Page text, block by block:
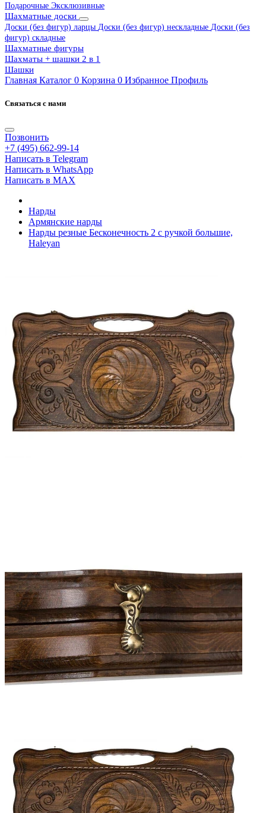
Подарочные Эксклюзивные
Шахматные доски
Доски (без фигур) ларцы Доски (без фигур) нескладные Доски (без
фигур) складные
Шахматные фигуры
Шахматы + шашки 2 в 1
Шашки
Главная Каталог 0 Корзина 0 Избранное Профиль
Связаться с нами
Позвонить
+7 (495) 662-99-14
Написать в Telegram
Написать в WhatsApp
Написать в MAX
Нарды
Армянские нарды
Нарды резные Бесконечность 2 с ручкой большие,
Haleyan